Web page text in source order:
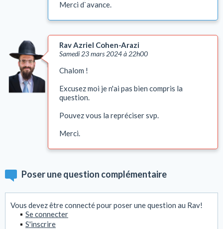
Merci d`avance.
Rav Azriel Cohen-Arazi
Samedi 23 mars 2024 à 22h00
Chalom !
Excusez moi je n'ai pas bien compris la
question.
Pouvez vous la repréciser svp.
Merci.
Poser une question complémentaire
Vous devez être connecté pour poser une question au Rav!
Se connecter
S'inscrire